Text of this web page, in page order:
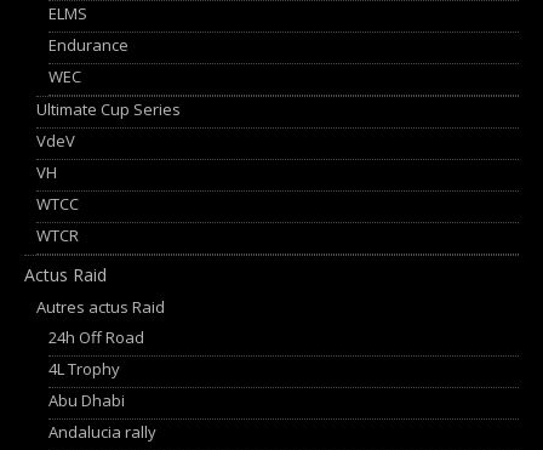
ELMS
Endurance
WEC
Ultimate Cup Series
VdeV
VH
WTCC
WTCR
Actus Raid
Autres actus Raid
24h Off Road
4L Trophy
Abu Dhabi
Andalucia rally